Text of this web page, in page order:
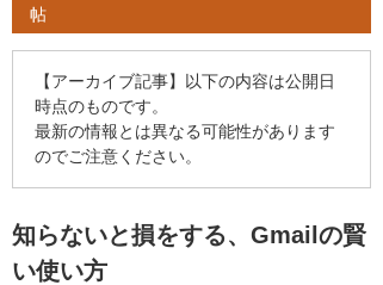
帖
【アーカイブ記事】以下の内容は公開日
時点のものです。
最新の情報とは異なる可能性があります
のでご注意ください。
知らないと損をする、Gmailの賢
い使い方